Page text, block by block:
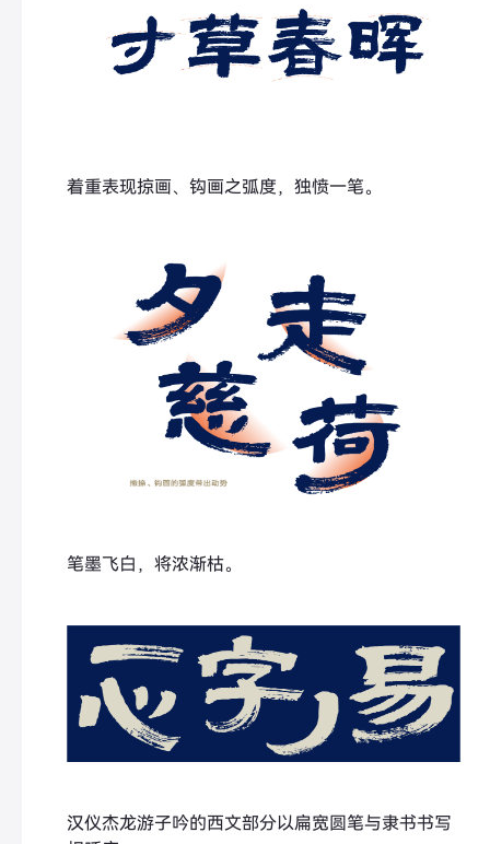
着重表现掠画、钩画之弧度，独愤一笔。
笔墨飞白，将浓渐枯。
汉仪杰龙游子吟的西文部分以扁宽圆笔与隶书书写